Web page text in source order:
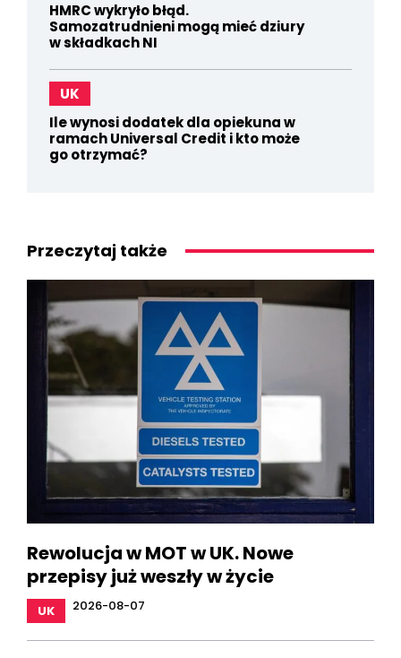
HMRC wykryło błąd.
Samozatrudnieni mogą mieć dziury
w składkach NI
UK
Ile wynosi dodatek dla opiekuna w
ramach Universal Credit i kto może
go otrzymać?
Przeczytaj także
Rewolucja w MOT w UK. Nowe
przepisy już weszły w życie
UK 2026-08-07